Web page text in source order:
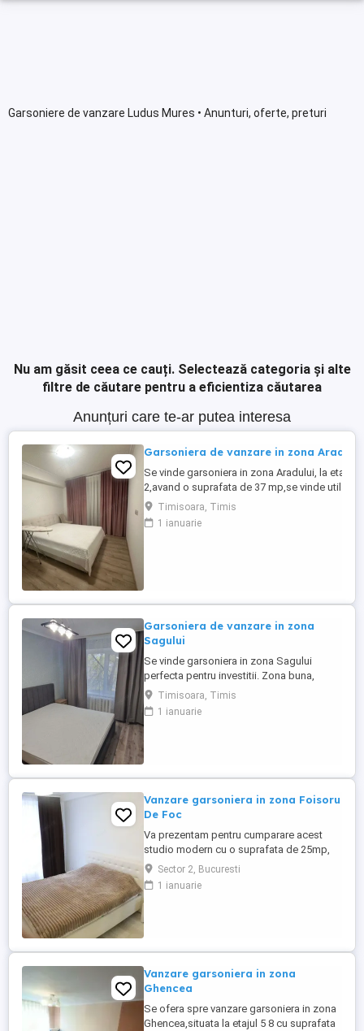
Garsoniere de vanzare Ludus Mures • Anunturi, oferte, preturi
Nu am găsit ceea ce cauți. Selectează categoria și alte
filtre de căutare pentru a eficientiza căutarea
Anunțuri care te-ar putea interesa
Garsoniera de vanzare in zona Aradului
Se vinde garsoniera in zona Aradului, la etajul
2,avand o suprafata de 37 mp,se vinde utilata
mobilata exact cum se vede si in poze. Zona in
care se afla ofera acces la mijloace de
in
Timisoara, Timis
1 ianuarie
Garsoniera de vanzare in zona
Sagului
Se vinde garsoniera in zona Sagului
perfecta pentru investitii. Zona buna,
aproape de Shopping City, acces facil la
mijloace de transport in comun (atat
autobuze cat si tramvaie), Profi, Unicarm,
Timisoara, Timis
1 ianuarie
Vanzare garsoniera in zona Foisoru
De Foc
Va prezentam pentru cumparare acest
studio modern cu o suprafata de 25mp,
mobilat si utilat, situat la etajul 4, intr-un
imobil de tip boutique, cu doar 4 niveluri si
mansarda, construit in 2013, intr-o zona
Sector 2, Bucuresti
1 ianuarie
Vanzare garsoniera in zona
Ghencea
Se ofera spre vanzare garsoniera in zona
Ghencea,situata la etajul 5 8 cu suprafata